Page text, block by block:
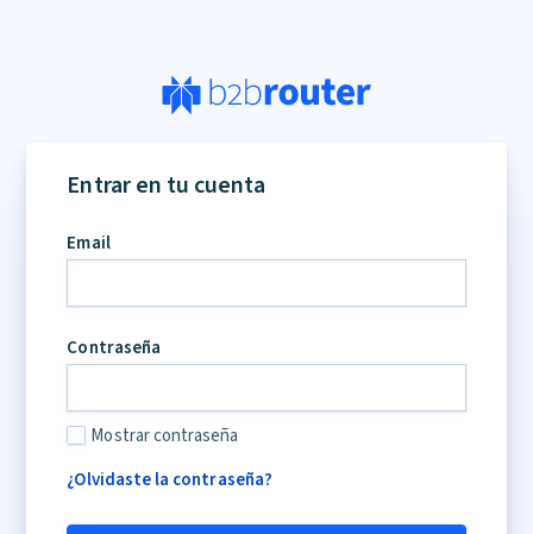
Entrar en tu cuenta
Email
Contraseña
Mostrar contraseña
¿Olvidaste la contraseña?